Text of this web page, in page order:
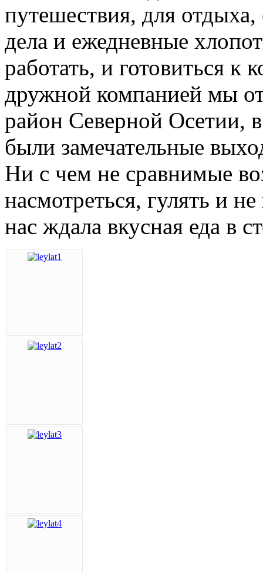
путешествия, для отдыха,
дела и ежедневные
работать, и готовиться к
дружной компанией мы
район Северной
были замечательные
Ни с чем не сравнимые
насмотреться, гулять и
нас ждала вкусная еда в